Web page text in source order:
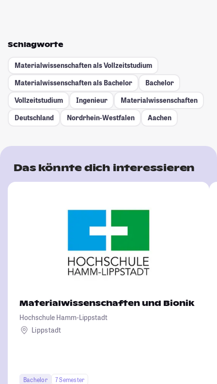
Schlagworte
Materialwissenschaften als Vollzeitstudium
Materialwissenschaften als Bachelor
Bachelor
Vollzeitstudium
Ingenieur
Materialwissenschaften
Deutschland
Nordrhein-Westfalen Aachen
Das könnte dich interessieren
Materialwissenschaften und Bionik
Hochschule Hamm-Lippstadt
Lippstadt
Bachelor 7 Semester